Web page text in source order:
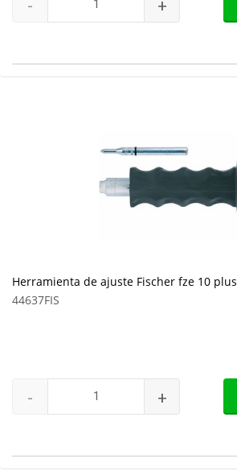
- +
Herramienta de ajuste Fischer fze 10 plus
44637FIS
- +